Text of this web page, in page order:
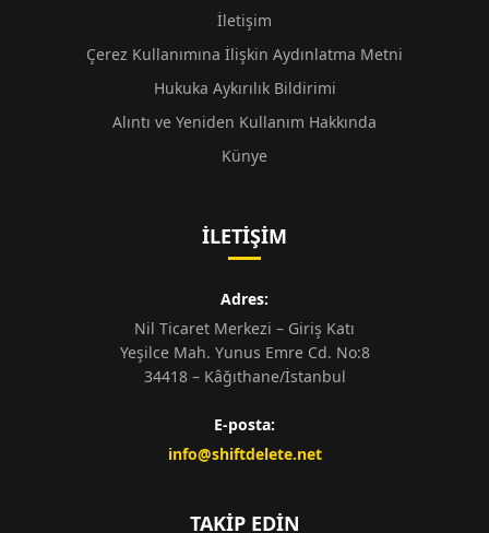
İletişim
Çerez Kullanımına İlişkin Aydınlatma Metni
Hukuka Aykırılık Bildirimi
Alıntı ve Yeniden Kullanım Hakkında
Künye
İLETIŞIM
Adres:
Nil Ticaret Merkezi – Giriş Katı
Yeşilce Mah. Yunus Emre Cd. No:8
34418 – Kâğıthane/İstanbul
E-posta:
info@shiftdelete.net
TAKIP EDIN